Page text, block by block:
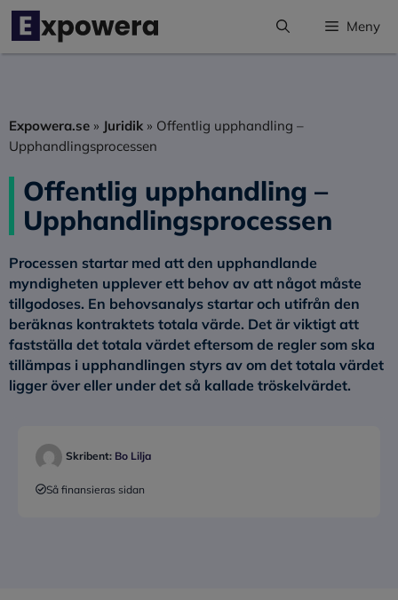
Hoppa
innehåll
Meny
Expowera.se » Juridik » Offentlig upphandling –
Upphandlingsprocessen
Offentlig upphandling –
Upphandlingsprocessen
Processen startar med att den upphandlande
myndigheten upplever ett behov av att något måste
tillgodoses. En behovsanalys startar och utifrån den
beräknas kontraktets totala värde. Det är viktigt att
fastställa det totala värdet eftersom de regler som ska
tillämpas i upphandlingen styrs av om det totala värdet
ligger över eller under det så kallade tröskelvärdet.
Skribent: Bo Lilja
Så finansieras sidan